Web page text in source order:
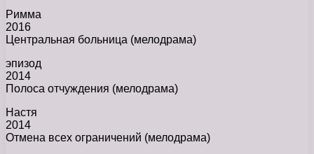
Римма
2016
Центральная больница (мелодрама)
эпизод
2014
Полоса отчуждения (мелодрама)
Настя
2014
Отмена всех ограничений (мелодрама)